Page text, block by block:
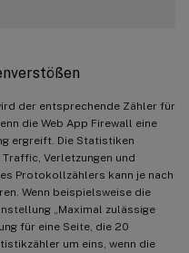
der entsprechende Zähler für
die Web App Firewall eine
ergreift. Die Statistiken
Verletzungen und
Protokollzählers kann je nach
Wenn beispielsweise die
„Maximal zulässige
für eine Seite, die 20
um eins, wenn die